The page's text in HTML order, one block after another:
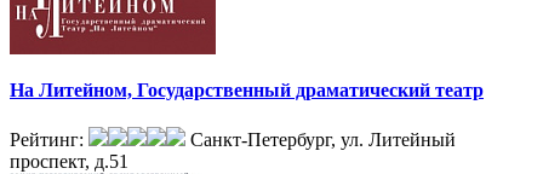
На Литейном, Государственный драматический театр
Рейтинг:
Санкт-Петербург, ул. Литейный
проспект, д.51